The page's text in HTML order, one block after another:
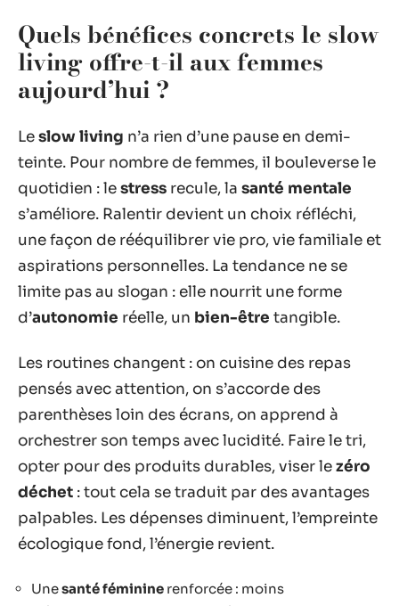
Quels bénéfices concrets le slow
living offre-t-il aux femmes
aujourd’hui ?
Leslow living n’a rien d’une pause en demi-
teinte. Pour nombre de femmes, il bouleverse le
quotidien : lestress recule, la santé mentale
s’améliore. Ralentir devient un choix réfléchi,
une façon de rééquilibrer vie pro, vie familiale et
aspirations personnelles. La tendance ne se
limite pas au slogan : elle nourrit une forme
d’autonomie réelle, un bien-être tangible.
Les routines changent : on cuisine des repas
pensés avec attention, on s’accorde des
parenthèses loin des écrans, on apprend à
orchestrer son temps avec lucidité. Faire le tri,
opter pour des produits durables, viser lezéro
déchet : tout cela se traduit par des avantages
palpables. Les dépenses diminuent, l’empreinte
écologique fond, l’énergie revient.
Unesanté féminine renforcée : moins